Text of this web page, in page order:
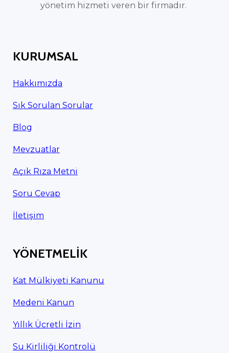
yönetim hizmeti veren bir firmadır.
KURUMSAL
Hakkımızda
Sık Sorulan Sorular
Blog
Mevzuatlar
Açık Rıza Metni
Soru Cevap
İletişim
YÖNETMELİK
Kat Mülkiyeti Kanunu
Medeni Kanun
Yıllık Ücretli İzin
Su Kirliliği Kontrolü